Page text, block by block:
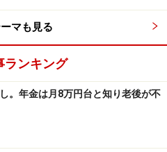
マも見る
ランキング
。年金は月8万円台と知り老後が不